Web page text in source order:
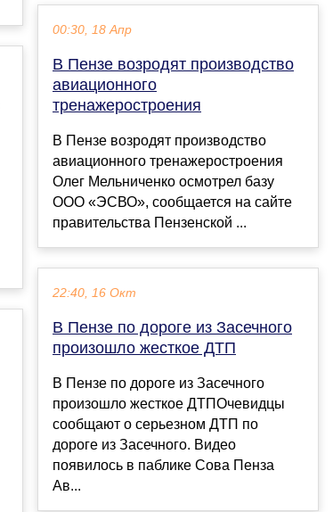
00:30, 18 Апр
В Пензе возродят производство
авиационного
тренажеростроения
В Пензе возродят производство
авиационного тренажеростроения
Олег Мельниченко осмотрел базу
ООО «ЭСВО», сообщается на сайте
правительства Пензенской ...
22:40, 16 Окт
В Пензе по дороге из Засечного
произошло жесткое ДТП
В Пензе по дороге из Засечного
произошло жесткое ДТПОчевидцы
сообщают о серьезном ДТП по
дороге из Засечного. Видео
появилось в паблике Сова Пенза
Ав...